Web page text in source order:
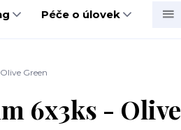
Péče o úlovek
Green
6x3ks - Olive